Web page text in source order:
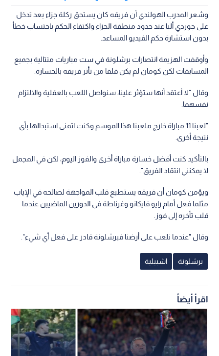
وشعر المدرب الهولندي أن فريقه كان يستحق ركلة جزاء بعد تدخل
على جوردي ألبا عند حدود منطقة الجزاء واكتفاء الحكم باحتساب خطأ
بدون استشارة حكم الفيديو المساعد.
وأوقفت الهزيمة انتصارات برشلونة في ست مباريات متتالية بجميع
المسابقات لكن كومان لم يكن قلقا من تأثر فريقه بالخسارة.
وقال "لا أعتقد أنها ستؤثر علينا، سنواصل اللعب بالعقلية والالتزام
نفسهما.
"لعبنا 11 مباراة خارج ملعبنا هذا الموسم وكنت اتمنى استبدالها بأي
نتيجة أخرى.
بالتأكيد كنت أفضل خسارة مباراة أخرى والفوز اليوم، لكن في المجمل
لا يمكنني انتقاد الفريق".
ويؤمن كومان أن فريقه يستطيع قلب المواجهة لصالحه في الإياب
مثلما فعل أمام رايو فايكانو وغرناطة في الدورين الماضيين عندما
قلب تأخره إلى فوز.
وقال "عندما نلعب على أرضنا فبرشلونة قادر على فعل أي شيء".
برشلونة اشبيلية
اقرأ أيضاً